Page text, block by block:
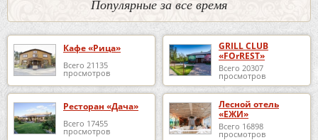
Популярные за все время
Кафе «Рица»
Всего 21135
просмотров
GRILL CLUB
«FOrREST»
Всего 20307
просмотров
Ресторан «Дача»
Всего 17455
просмотров
Лесной отель
«ЕЖИ»
Всего 16898
просмотров